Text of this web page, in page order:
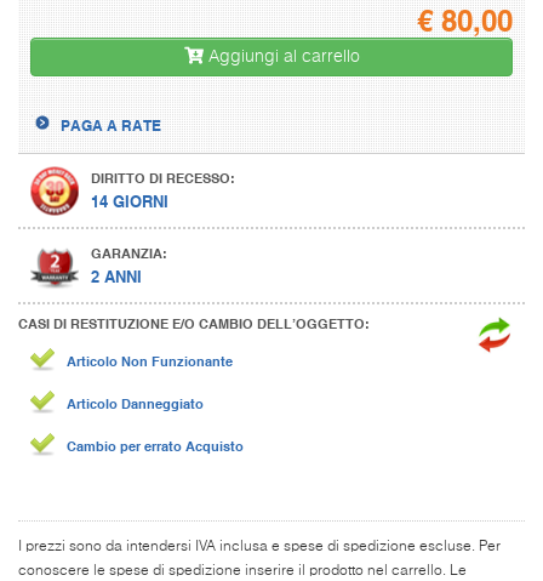
€80,00
Aggiungi al carrello
PAGA A RATE
DIRITTO DI RECESSO:
14 GIORNI
GARANZIA:
2 ANNI
CASI DI RESTITUZIONE E/O CAMBIO DELL’OGGETTO:
Articolo Non Funzionante
Articolo Danneggiato
Cambio per errato Acquisto
I prezzi sono da intendersi IVA inclusa e spese di spedizione escluse. Per
conoscere le spese di spedizione inserire il prodotto nel carrello. Le